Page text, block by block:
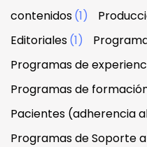
contenidos(1)
Editoriales(1)
Programas de
Programas de
Pacientes (adherencia
Programas de Soporte